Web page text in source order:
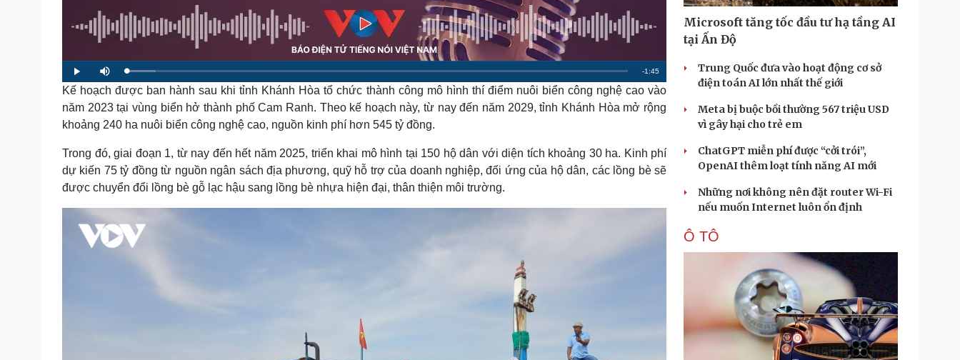
Sức khỏe
Cây thuốc
Sản phụ khoa
Nhi khoa
Nam khoa
Làm đẹp - giảm cân
Ăn sạch sống khỏe
Đời sống
Blog
Văn hóa
Sân khấu - Điện ảnh
Văn học
Di sản
Giải trí
Nghệ sĩ
Thời trang
Du lịch
Săn Tour
Podcast
Đọc truyện đêm khuya
Cửa sổ tình yêu
Hạt giống tâm hồn
Cải chính
P
l
M
u
t
e
L
o
a
d
e
d
5
.
%
R
e
m
i
-1:45
Kế hoạch được ban hành sau khi tỉnh Khánh Hòa tổ chức thành công mô hình thí điểm nuôi biển công nghệ cao vào
năm 2023 tại vùng biển hở thành phố Cam Ranh. Theo kế hoạch này, từ nay đến năm 2029, tỉnh Khánh Hòa mở rộng
khoảng 240 ha nuôi biển công nghệ cao, nguồn kinh phí hơn 545 tỷ đồng.
Trong đó, giai đoạn 1, từ nay đến hết năm 2025, triển khai mô hình tại 150 hộ dân với diện tích khoảng 30 ha. Kinh phí
dự kiến 75 tỷ đồng từ nguồn ngân sách địa phương, quỹ hỗ trợ của doanh nghiệp, đối ứng của hộ dân, các lồng bè sẽ
được chuyển đổi lồng bè gỗ lạc hậu sang lồng bè nhựa hiện đại, thân thiện môi trường.
Microsoft tăng tốc đầu tư hạ tầng AI
tại Ấn Độ
Trung Quốc đưa vào hoạt động cơ sở
điện toán AI lớn nhất thế giới
Meta bị buộc bồi thường 567 triệu USD
vì gây hại cho trẻ em
ChatGPT miễn phí được “cởi trói”,
OpenAI thêm loạt tính năng AI mới
Những nơi không nên đặt router Wi-Fi
nếu muốn Internet luôn ổn định
Ô TÔ